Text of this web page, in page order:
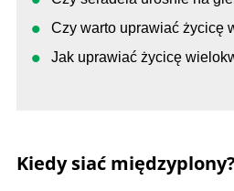
Czy warto uprawiać życicę
Jak uprawiać życicę
Kiedy siać międzyplony?